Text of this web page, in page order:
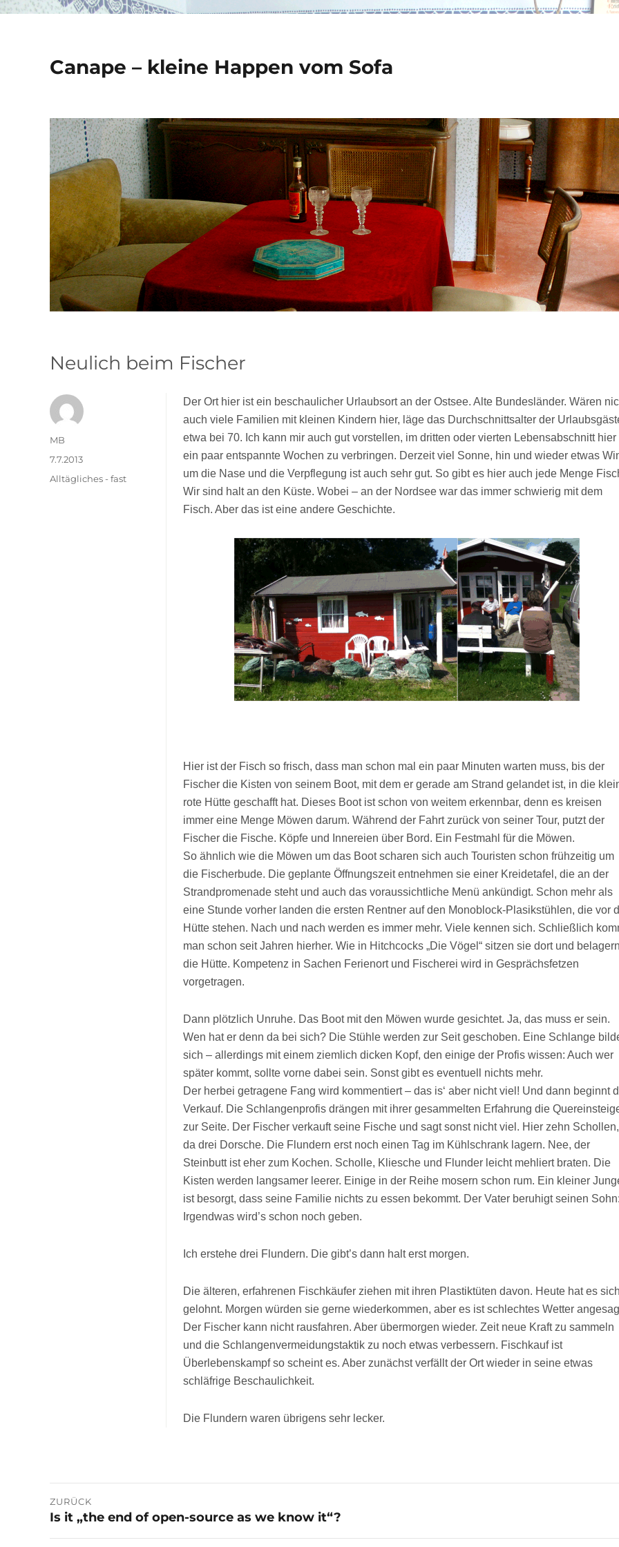
Canape – kleine Happen vom Sofa
Neulich beim Fischer
Der Ort hier ist ein beschaulicher Urlaubsort an der Ostsee. Alte Bundesländer. Wären
auch viele Familien mit kleinen Kindern hier, läge das Durchschnittsalter der
etwa bei 70. Ich kann mir auch gut vorstellen, im dritten oder vierten Lebensabschnitt hier
ein paar entspannte Wochen zu verbringen. Derzeit viel Sonne, hin und wieder etwas
um die Nase und die Verpflegung ist auch sehr gut. So gibt es hier auch jede Menge
Wir sind halt an den Küste. Wobei – an der Nordsee war das immer schwierig mit dem
Fisch. Aber das ist eine andere Geschichte.
Hier ist der Fisch so frisch, dass man schon mal ein paar Minuten warten muss, bis der
Fischer die Kisten von seinem Boot, mit dem er gerade am Strand gelandet ist, in die
rote Hütte geschafft hat. Dieses Boot ist schon von weitem erkennbar, denn es kreisen
immer eine Menge Möwen darum. Während der Fahrt zurück von seiner Tour, putzt der
Fischer die Fische. Köpfe und Innereien über Bord. Ein Festmahl für die Möwen.
So ähnlich wie die Möwen um das Boot scharen sich auch Touristen schon frühzeitig um
die Fischerbude. Die geplante Öffnungszeit entnehmen sie einer Kreidetafel, die an der
Strandpromenade steht und auch das voraussichtliche Menü ankündigt. Schon mehr als
eine Stunde vorher landen die ersten Rentner auf den Monoblock-Plasikstühlen, die vor
Hütte stehen. Nach und nach werden es immer mehr. Viele kennen sich. Schließlich
man schon seit Jahren hierher. Wie in Hitchcocks „Die Vögel“ sitzen sie dort und belagern
die Hütte. Kompetenz in Sachen Ferienort und Fischerei wird in Gesprächsfetzen
vorgetragen.
Dann plötzlich Unruhe. Das Boot mit den Möwen wurde gesichtet. Ja, das muss er sein.
Wen hat er denn da bei sich? Die Stühle werden zur Seit geschoben. Eine Schlange
sich – allerdings mit einem ziemlich dicken Kopf, den einige der Profis wissen: Auch wer
später kommt, sollte vorne dabei sein. Sonst gibt es eventuell nichts mehr.
Der herbei getragene Fang wird kommentiert – das is‘ aber nicht viel! Und dann beginnt
Verkauf. Die Schlangenprofis drängen mit ihrer gesammelten Erfahrung die
zur Seite. Der Fischer verkauft seine Fische und sagt sonst nicht viel. Hier zehn Schollen,
da drei Dorsche. Die Flundern erst noch einen Tag im Kühlschrank lagern. Nee, der
Steinbutt ist eher zum Kochen. Scholle, Kliesche und Flunder leicht mehliert braten. Die
Kisten werden langsamer leerer. Einige in der Reihe mosern schon rum. Ein kleiner
ist besorgt, dass seine Familie nichts zu essen bekommt. Der Vater beruhigt seinen Sohn:
Irgendwas wird’s schon noch geben.
Ich erstehe drei Flundern. Die gibt’s dann halt erst morgen.
Die älteren, erfahrenen Fischkäufer ziehen mit ihren Plastiktüten davon. Heute hat es sich
gelohnt. Morgen würden sie gerne wiederkommen, aber es ist schlechtes Wetter
Der Fischer kann nicht rausfahren. Aber übermorgen wieder. Zeit neue Kraft zu sammeln
und die Schlangenvermeidungstaktik zu noch etwas verbessern. Fischkauf ist
Überlebenskampf so scheint es. Aber zunächst verfällt der Ort wieder in seine etwas
schläfrige Beschaulichkeit.
Die Flundern waren übrigens sehr lecker.
Autor
MB
Veröffentlicht
am
7.7.2013
Kategorien
Alltägliches - fast
Beitragsnavigation
ZURÜCK
Vorheriger
Beitrag:
Is it „the end of open-source as we know it“?